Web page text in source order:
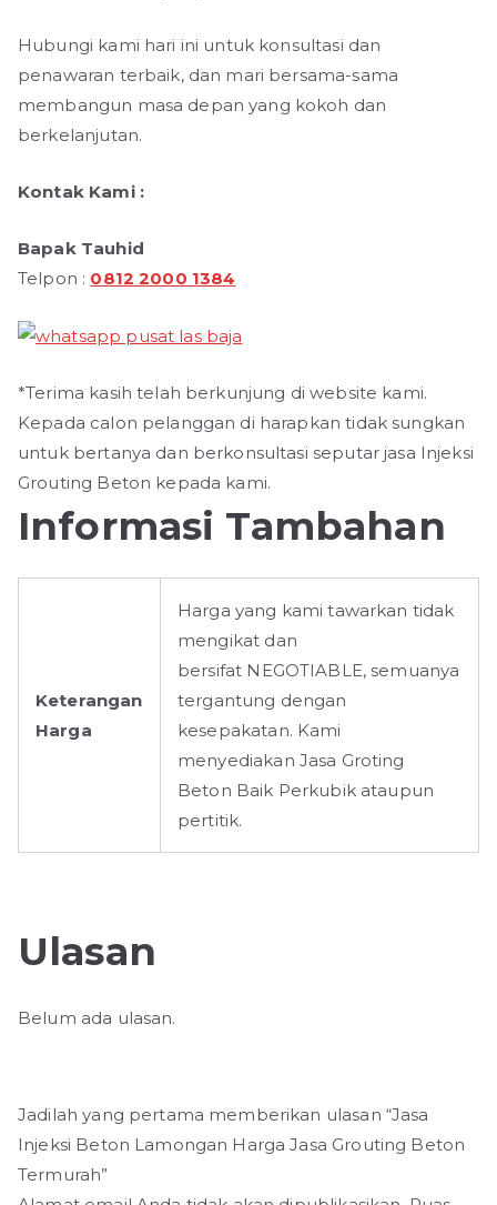
Hubungi kami hari ini untuk konsultasi dan
penawaran terbaik, dan mari bersama-sama
membangun masa depan yang kokoh dan
berkelanjutan.
Kontak Kami :
Bapak Tauhid
Telpon : 0812 2000 1384
*Terima kasih telah berkunjung di website kami.
Kepada calon pelanggan di harapkan tidak sungkan
untuk bertanya dan berkonsultasi seputar jasa Injeksi
Grouting Beton kepada kami.
Informasi Tambahan
Keterangan
Harga
Harga yang kami tawarkan tidak
mengikat dan
bersifat NEGOTIABLE, semuanya
tergantung dengan
kesepakatan. Kami
menyediakan Jasa Groting
Beton Baik Perkubik ataupun
pertitik.
Ulasan
Belum ada ulasan.
Jadilah yang pertama memberikan ulasan “Jasa
Injeksi Beton Lamongan Harga Jasa Grouting Beton
Termurah”